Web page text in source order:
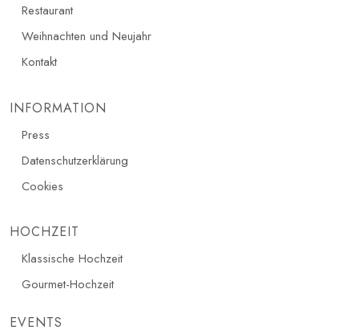
Restaurant
Weihnachten und Neujahr
Kontakt
INFORMATION
Press
Datenschutzerklärung
Cookies
HOCHZEIT
Klassische Hochzeit
Gourmet-Hochzeit
EVENTS